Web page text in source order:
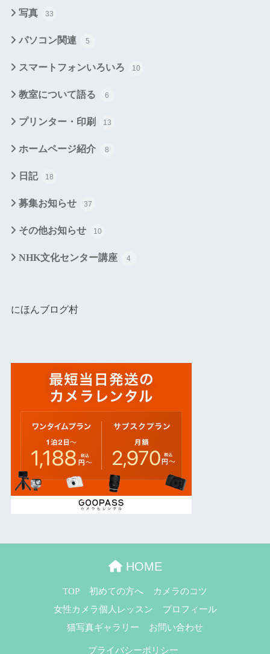
写真 33
パソコン関連 5
スマートフォンいろいろ 10
教室について語る 6
プリンター・印刷 13
ホームページ紹介 8
日記 18
募集お知らせ 37
その他お知らせ 10
NHK文化センター講座 4
にほんブログ村
HOME
TOP 初めての方へ
カメラのコツ
女性カメラ個人レッスン
プロフィール
猫写真ギャラリー
お問い合わせ
プライバシーポリシー